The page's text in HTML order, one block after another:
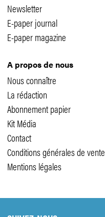
Newsletter
E-paper journal
E-paper magazine
A propos de nous
Nous connaître
La rédaction
Abonnement papier
Kit Média
Contact
Conditions générales de vente
Mentions légales